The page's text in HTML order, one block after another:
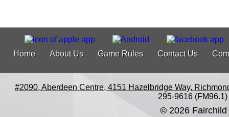
Home About Us Game Rules Contact Us
#2090, Aberdeen Centre, 4151 Hazelbridge Way,
295-9616 (FM96.1)
© 2026 Fairchild